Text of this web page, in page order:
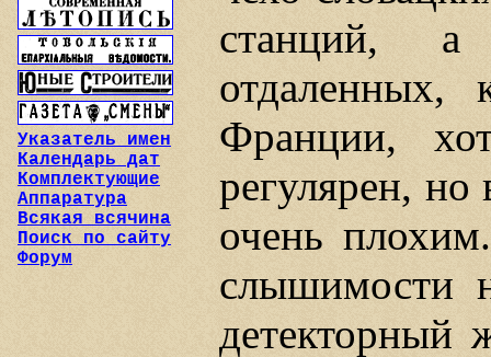
Указатель имен
Календарь дат
Комплектующие
Аппаратура
Всякая всячина
Поиск по сайту
Форум
станций,
Франции,
регулярен,
очень
слышимости
детекторный